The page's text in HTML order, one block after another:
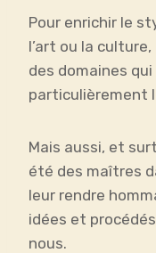
Pour enrichir le
l’art ou la
des domaines
particulièrement
Mais aussi, et
été des maîtres
leur rendre
idées et
nous.